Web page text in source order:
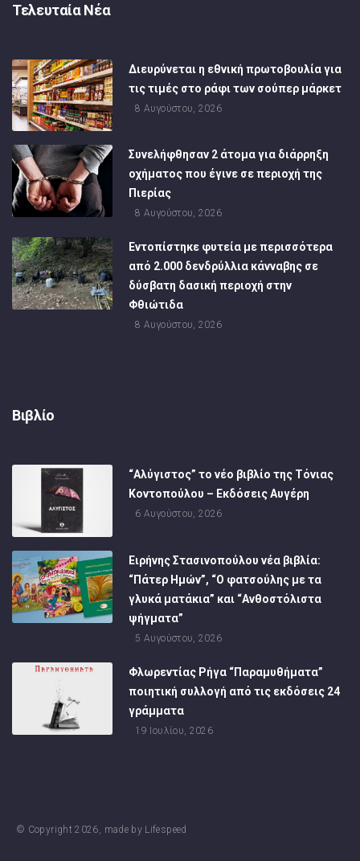
Τελευταία Νέα
Διευρύνεται η εθνική πρωτοβουλία για
τις τιμές στο ράφι των σούπερ μάρκετ
8 Αυγούστου, 2026
Συνελήφθησαν 2 άτομα για διάρρηξη
οχήματος που έγινε σε περιοχή της
Πιερίας
8 Αυγούστου, 2026
Εντοπίστηκε φυτεία με περισσότερα
από 2.000 δενδρύλλια κάνναβης σε
δύσβατη δασική περιοχή στην
Φθιώτιδα
8 Αυγούστου, 2026
Βιβλίο
“Αλύγιστος” το νέο βιβλίο της Τόνιας
Κοντοπούλου – Εκδόσεις Αυγέρη
6 Αυγούστου, 2026
Ειρήνης Στασινοπούλου νέα βιβλία:
“Πάτερ Ημών”, “Ο φατσούλης με τα
γλυκά ματάκια” και “Ανθοστόλιστα
ψήγματα”
5 Αυγούστου, 2026
Φλωρεντίας Ρήγα “Παραμυθήματα”
ποιητική συλλογή από τις εκδόσεις 24
γράμματα
19 Ιουλίου, 2026
© Copyright2026, made by Lifespeed